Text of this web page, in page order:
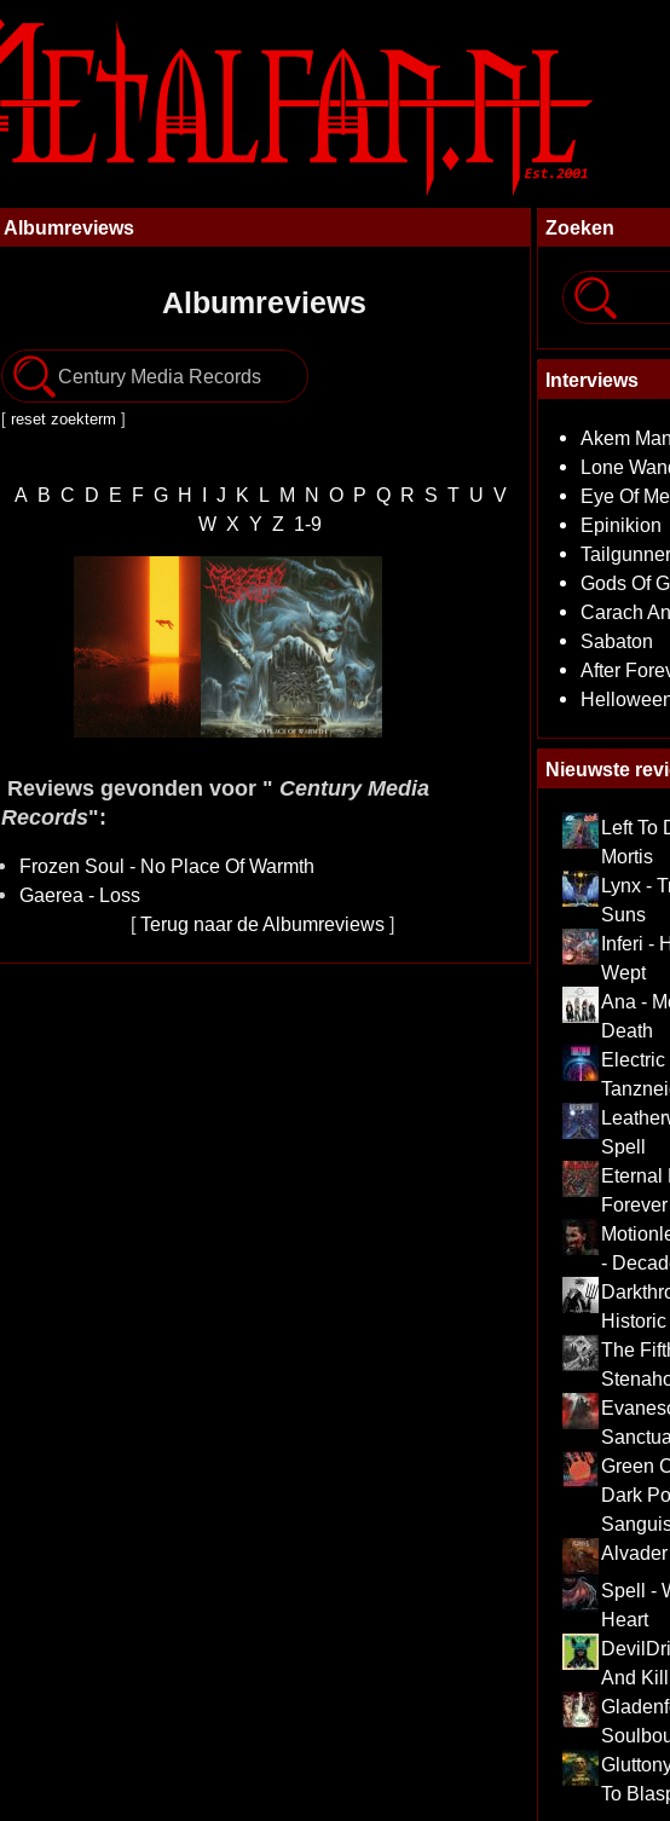
Albumreviews
Albumreviews
[ reset zoekterm ]
A B C D E F G H I J K L M N O P Q R S T U V
W X Y Z 1-9
Reviews gevonden voor " Century Media
Records":
Frozen Soul - No Place Of Warmth
Gaerea - Loss
[Terug naar de Albumreviews ]
Zoeken
Interviews
Akem
Lone
Eye Of
Epinikion
Tailgunner
Gods Of
Carach
Sabaton
After
Nieuwste
Left To
Mortis
Lynx -
Suns
Inferi -
Wept
Ana -
Death
Spell
Eternal
-
Historic
The
Green
Dark
Spell -
Heart
And Kill
To